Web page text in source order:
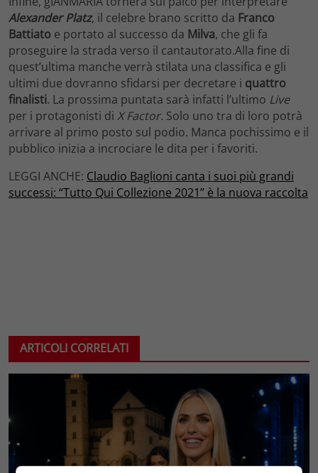
Alexander Platz, il celebre brano scritto da Franco
Battiato e portato al successo da Milva, che gli fa
proseguire la strada verso il cantautorato.Alla fine di
quest’ultima manche verrà stilata una classifica e gli
ultimi due dovranno sfidarsi per decretare i quattro
finalisti. La prossima puntata sarà infatti l’ultimo Live
per i protagonisti di X Factor. Solo uno tra di loro potrà
arrivare al primo posto sul podio. Manca pochissimo e il
pubblico inizia a incrociare le dita per i favoriti.
LEGGI ANCHE: Claudio Baglioni canta i suoi più grandi
successi: “Tutto Qui Collezione 2021” è la nuova raccolta
ARTICOLI CORRELATI